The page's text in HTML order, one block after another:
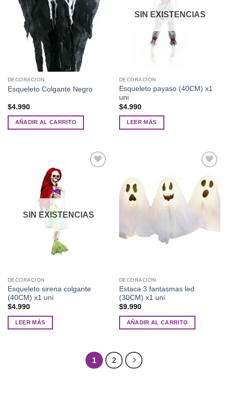
DECORACIÓN
Esqueleto Colgante Negro
$4.990
AÑADIR AL CARRITO
SIN EXISTENCIAS
DECORACIÓN
Esqueleto payaso (40CM) x1
uni
$4.990
LEER MÁS
SIN EXISTENCIAS
DECORACIÓN
Esqueleto sirena colgante
(40CM) x1 uni
$4.990
LEER MÁS
a la
lista de
deseos
DECORACIÓN
Estaca 3 fantasmas led
(30CM) x1 uni
$9.990
AÑADIR AL CARRITO
1 2